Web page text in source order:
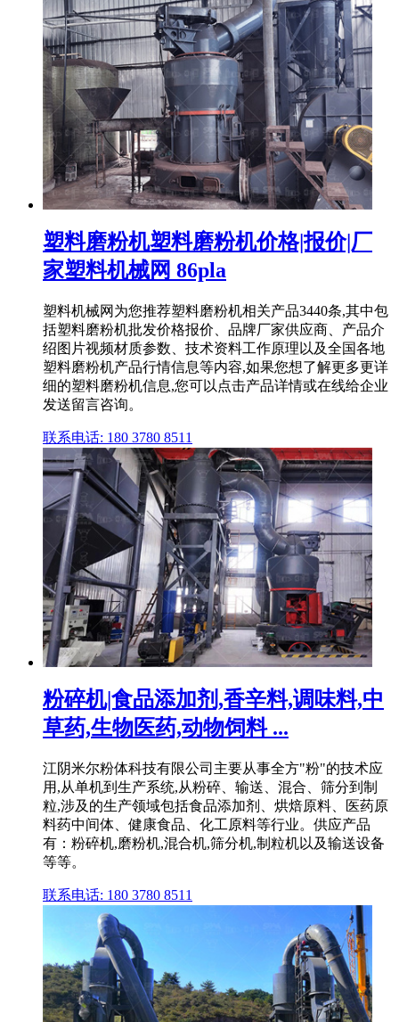
塑料磨粉机塑料磨粉机价格|报价|厂
家塑料机械网 86pla
塑料机械网为您推荐塑料磨粉机相关产品3440条,其中包
括塑料磨粉机批发价格报价、品牌厂家供应商、产品介
绍图片视频材质参数、技术资料工作原理以及全国各地
塑料磨粉机产品行情信息等内容,如果您想了解更多更详
细的塑料磨粉机信息,您可以点击产品详情或在线给企业
发送留言咨询。
联系电话: 180 3780 8511
粉碎机|食品添加剂,香辛料,调味料,中
草药,生物医药,动物饲料 ...
江阴米尔粉体科技有限公司主要从事全方"粉"的技术应
用,从单机到生产系统,从粉碎、输送、混合、筛分到制
粒,涉及的生产领域包括食品添加剂、烘焙原料、医药原
料药中间体、健康食品、化工原料等行业。供应产品
有：粉碎机,磨粉机,混合机,筛分机,制粒机以及输送设备
等等。
联系电话: 180 3780 8511